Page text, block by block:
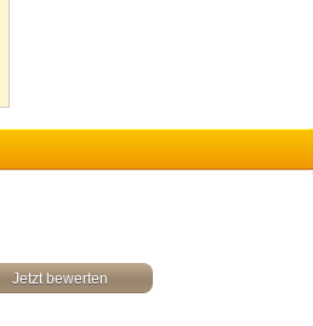
Jetzt bewerten